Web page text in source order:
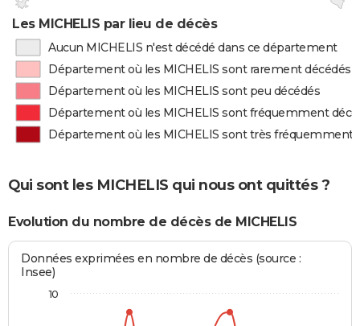
Les MICHELIS par lieu de décès
Aucun MICHELIS n'est décédé dans ce département
Département où les MICHELIS sont rarement décédés
Département où les MICHELIS sont peu décédés
Département où les MICHELIS sont fréquemment
Département où les MICHELIS sont très fréquemment
Qui sont les MICHELIS qui nous ont quittés ?
Evolution du nombre de décès de MICHELIS
Données exprimées en nombre de décès (source :
Insee)
10